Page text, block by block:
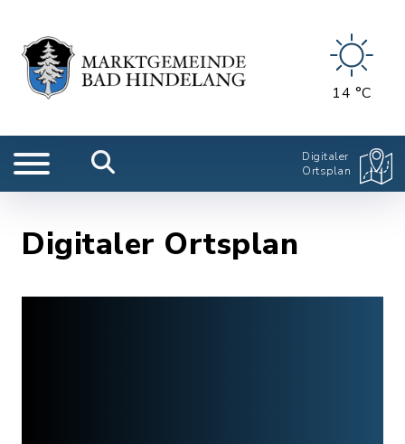
14 °C
Digitaler
Ortsplan
Digitaler Ortsplan